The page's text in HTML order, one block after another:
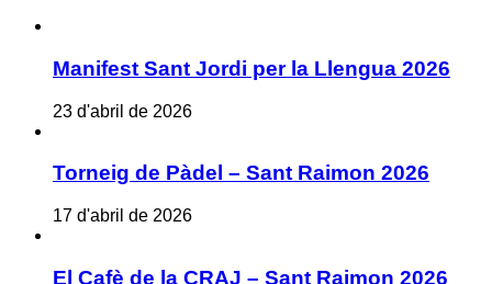
Manifest Sant Jordi per la Llengua 2026
23 d'abril de 2026
Torneig de Pàdel – Sant Raimon 2026
17 d'abril de 2026
El Cafè de la CRAJ – Sant Raimon 2026